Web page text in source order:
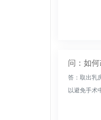
问：如
答：取出乳
以避免手术